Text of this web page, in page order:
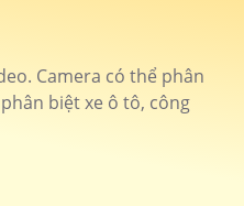
Camera có thể phân
biệt xe ô tô, công